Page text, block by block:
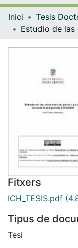
Inici Tesis
Fitxers
ICH_TESIS.pdf
Tipus de
Tesi